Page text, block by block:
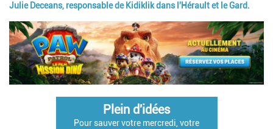
Julie Deceans, responsable de Kidiklik dans l'Hérault et le Gard.
Plein d'idées
Pour sauver votre mercredi, votre